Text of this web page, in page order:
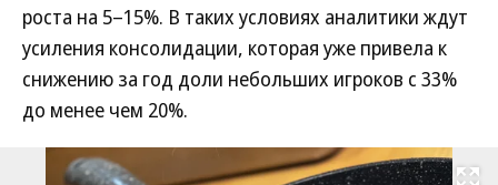
роста на 5–15%. В таких условиях аналитики ждут
усиления консолидации, которая уже привела к
снижению за год доли небольших игроков с 33%
до менее чем 20%.